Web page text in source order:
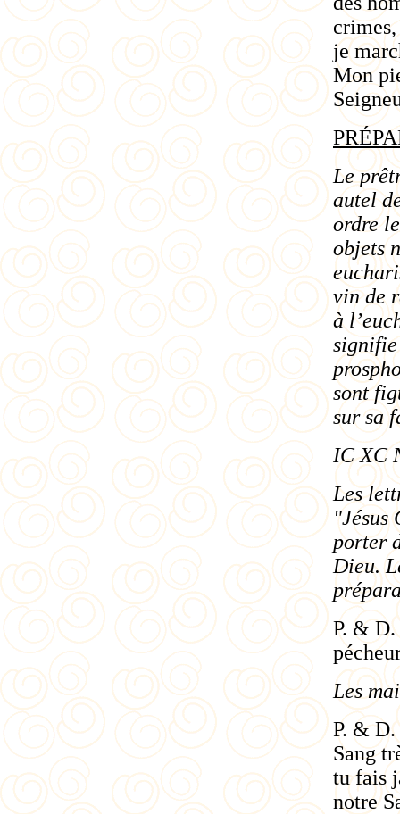
je
Mon
Le
autel
ordre
objets
vin de
à
signifie
sont
sur sa
IC XC
Les
"Jésus
porter
Dieu.
P. &
Les
P. &
Sang
tu fais
notre